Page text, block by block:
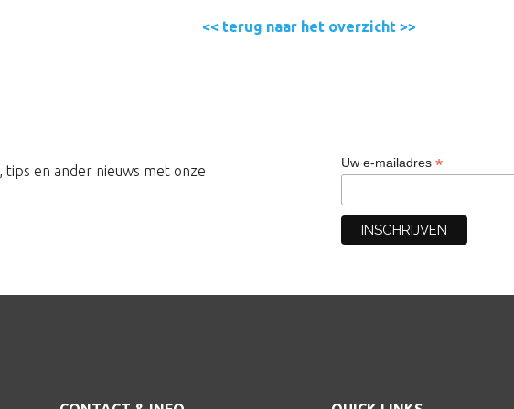
<< terug naar het overzicht >>
en ander nieuws met onze
Uw e-mailadres *